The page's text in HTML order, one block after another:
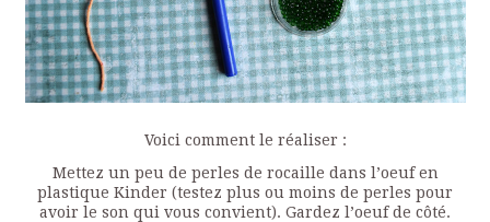
Voici comment le réaliser :
Mettez un peu de perles de rocaille dans l’oeuf en
plastique Kinder (testez plus ou moins de perles pour
avoir le son qui vous convient). Gardez l’oeuf de côté.